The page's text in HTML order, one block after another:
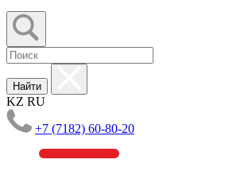
Найти
KZ RU
+7 (7182) 60-80-20